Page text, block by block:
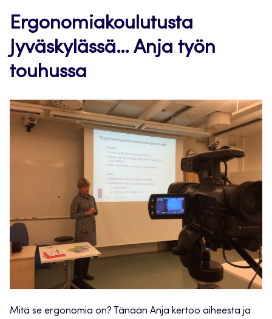
Ergonomiakoulutusta
Jyväskylässä… Anja työn
touhussa
Mitä se ergonomia on? Tänään Anja kertoo aiheesta ja